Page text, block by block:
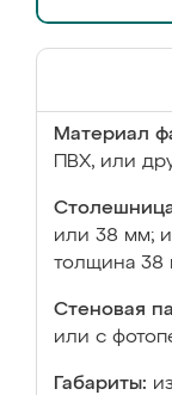
Материал
ПВХ, или
или 38 мм;
толщина 38
Стеновая
или с
Габариты: